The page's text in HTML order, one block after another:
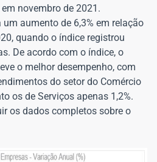
novembro de 2021.
aumento de 6,3% em relação
quando o índice registrou
De acordo com o índice, o
o melhor desempenho, com
do setor do Comércio
os de Serviços apenas 1,2%.
os dados completos sobre o